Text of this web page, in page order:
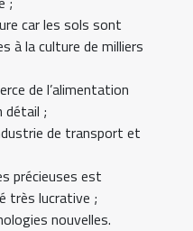
car les sols sont
à la culture de milliers
de l’alimentation
détail ;
de transport et
précieuses est
très lucrative ;
nouvelles.